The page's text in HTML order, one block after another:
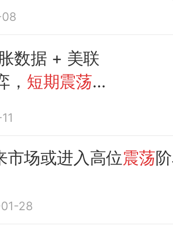
数据 + 美联
， 短期震荡不
市场或进入高位震荡
28